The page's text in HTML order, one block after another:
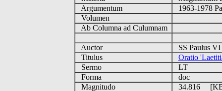
Argumentum
1963-1978
Volumen
Ab Columna ad Culumnam
Auctor
SS Paulus
Titulus
Oratio
Sermo
LT
Forma
doc
Magnitudo
34.816